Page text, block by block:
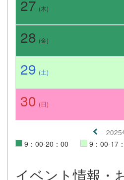
27 (木)
28 (金)
29 (土)
30 (日)
2025
9：00-20：00
9：00-17
イベント情報・